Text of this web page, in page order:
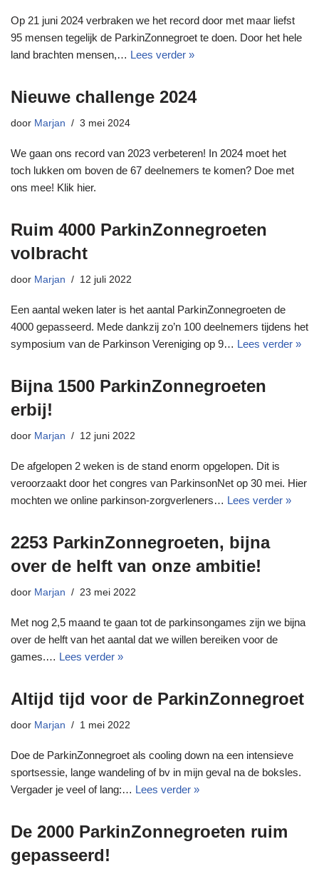
Op 21 juni 2024 verbraken we het record door met maar liefst
95 mensen tegelijk de ParkinZonnegroet te doen. Door het hele
land brachten mensen,… Lees verder »
Nieuwe challenge 2024
door Marjan 3 mei 2024
We gaan ons record van 2023 verbeteren! In 2024 moet het
toch lukken om boven de 67 deelnemers te komen? Doe met
ons mee! Klik hier.
Ruim 4000 ParkinZonnegroeten
volbracht
door Marjan 12 juli 2022
Een aantal weken later is het aantal ParkinZonnegroeten de
4000 gepasseerd. Mede dankzij zo’n 100 deelnemers tijdens het
symposium van de Parkinson Vereniging op 9… Lees verder »
Bijna 1500 ParkinZonnegroeten
erbij!
door Marjan 12 juni 2022
De afgelopen 2 weken is de stand enorm opgelopen. Dit is
veroorzaakt door het congres van ParkinsonNet op 30 mei. Hier
mochten we online parkinson-zorgverleners… Lees verder »
2253 ParkinZonnegroeten, bijna
over de helft van onze ambitie!
door Marjan 23 mei 2022
Met nog 2,5 maand te gaan tot de parkinsongames zijn we bijna
over de helft van het aantal dat we willen bereiken voor de
games.… Lees verder »
Altijd tijd voor de ParkinZonnegroet
door Marjan 1 mei 2022
Doe de ParkinZonnegroet als cooling down na een intensieve
sportsessie, lange wandeling of bv in mijn geval na de boksles.
Vergader je veel of lang:… Lees verder »
De 2000 ParkinZonnegroeten ruim
gepasseerd!